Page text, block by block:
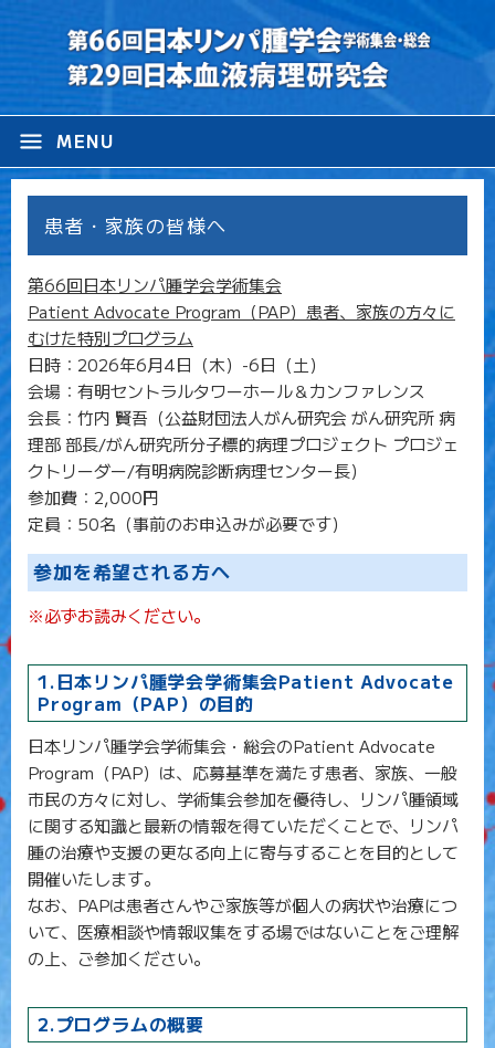
menu MENU
患者・家族の皆様へ
第66回日本リンパ腫学会学術集会
Patient Advocate Program（PAP）患者、家族の方々に
むけた特別プログラム
日時：2026年6月4日（木）-6日（土）
会場：有明セントラルタワーホール＆カンファレンス
会長：竹内 賢吾（公益財団法人がん研究会 がん研究所 病
理部 部長/がん研究所分子標的病理プロジェクト プロジェ
クトリーダー/有明病院診断病理センター長）
参加費：2,000円
定員：50名（事前のお申込みが必要です）
参加を希望される方へ
※必ずお読みください。
1.日本リンパ腫学会学術集会Patient Advocate
Program（PAP）の目的
日本リンパ腫学会学術集会・総会のPatient Advocate
Program（PAP）は、応募基準を満たす患者、家族、一般
市民の方々に対し、学術集会参加を優待し、リンパ腫領域
に関する知識と最新の情報を得ていただくことで、リンパ
腫の治療や支援の更なる向上に寄与することを目的として
開催いたします。
なお、PAPは患者さんやご家族等が個人の病状や治療につ
いて、医療相談や情報収集をする場ではないことをご理解
の上、ご参加ください。
2.プログラムの概要